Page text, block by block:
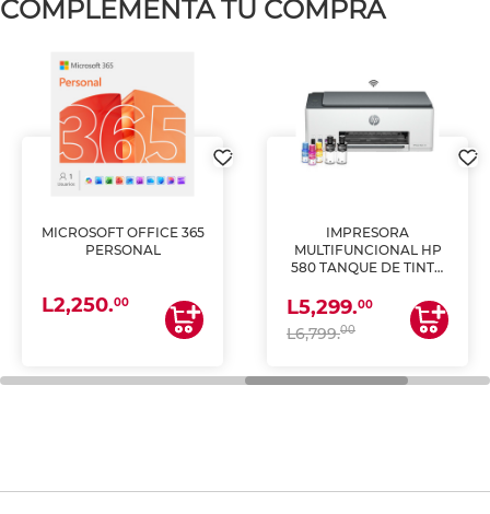
COMPLEMENTA TU COMPRA
MICROSOFT OFFICE 365
PERSONAL
L2,250.00
IMPRESORA
MULTIFUNCIONAL HP
580 TANQUE DE TINTA
ESCANEA)
L5,299.00
L6,799.00